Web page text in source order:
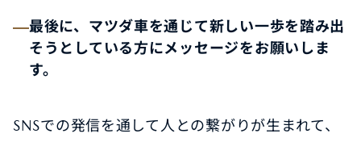
最後に、マツダ車を通じて新しい一歩を踏み出
そうとしている方にメッセージをお願いしま
す。
SNSでの発信を通して人との繋がりが生まれて、